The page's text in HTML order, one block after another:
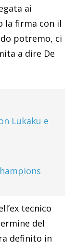
ai
la firma con il
potremo, ci
a dire De
Lukaku e
tecnico
del
definito in